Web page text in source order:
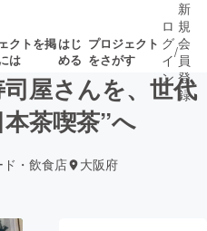
クトを掲
は
はじ
める
プロジェクト
をさがす
募集終了が近いプ
ロジェクト
ロ
グ
イ
ン
/
新
規
会
員
登
録
屋さんを、世代
茶喫茶”へ
ド・飲食店 大阪府